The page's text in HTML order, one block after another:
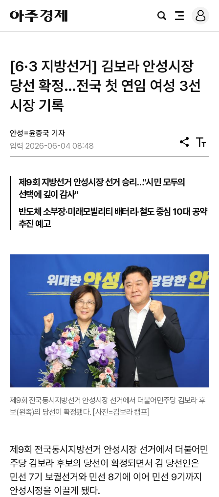
아
주
경
검
전
로
그
[6·3 지방선거] 김보라 안성시장
당선 확정…전국 첫 연임 여성 3선
시장 기록
안성=윤중국 기자
입력 2026-06-04 08:48
공
유
텍
스
제9회 지방선거 안성시장 선거 승리…"시민 모두의
선택에 깊이 감사"
반도체 소부장·미래모빌리티 배터리·철도 중심 10대 공약
추진 예고
제9회 전국동시지방선거 안성시장 선거에서 더불어민주당 김보라 후
보(왼족)의 당선이 확정됐다. [사진=김보라 캠프]
제9회 전국동시지방선거 안성시장 선거에서 더불어민
주당 김보라 후보의 당선이 확정되면서 김 당선인은
민선 7기 보궐선거와 민선 8기에 이어 민선 9기까지
안성시정을 이끌게 됐다.